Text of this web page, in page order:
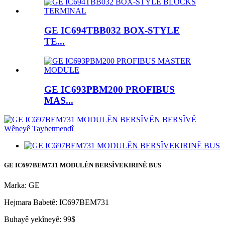
GE IC694TBB032 BOX-STYLE
TE...
GE IC693PBM200 PROFIBUS
MAS...
GE IC697BEM731 MODULÊN BERSÎVEKIRINÊ BUS
Marka: GE
Hejmara Babetê: IC697BEM731
Buhayê yekîneyê: 99$